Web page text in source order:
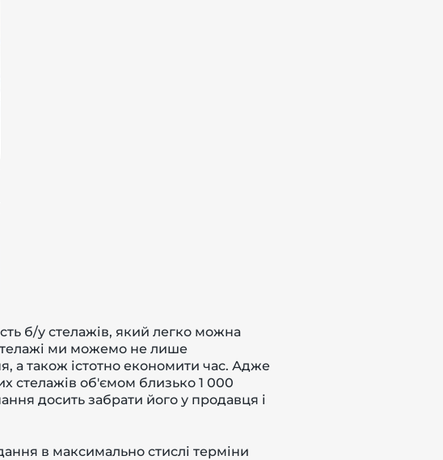
б/у стелажів, який легко можна
ми можемо не лише
а також істотно економити час. Адже
стелажів об'ємом близько 1 000
досить забрати його у продавця і
в максимально стислі терміни